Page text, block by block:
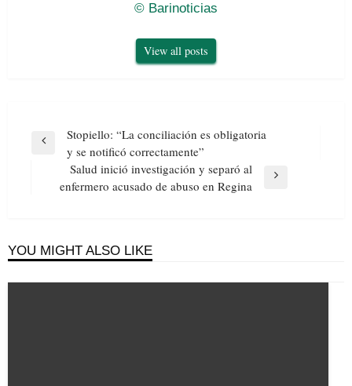
© Barinoticias
View all posts
Navegación
entradas
Previous
Stopiello: “La conciliación es obligatoria
y se notificó correctamente”
Next
Salud inició investigación y separó al
enfermero acusado de abuso en Regina
YOU MIGHT ALSO LIKE